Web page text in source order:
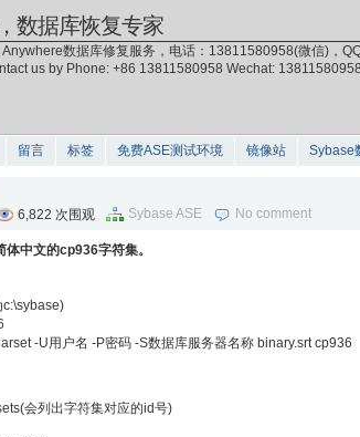
数据库恢复专家
数据库修复服务，电话：13811580958(微信)，
us by Phone: +86 13811580958 Wechat:
留言 标签 免费ASE测试环境 镜像站 Sybase
6,822 次围观 Sybase ASE No comment
中文的cp936字符集。
c:\sybase)
-U用户名 -P密码 -S数据库服务器名称 binary.srt cp936
会列出字符集对应的id号)